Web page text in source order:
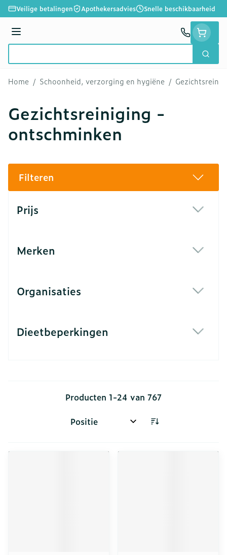
Ga naar de inhoud
Veilige betalingen Apothekersadvies Snelle beschikbaarheid
Menu
Zoek
Home / Schoonheid, verzorging en hygiëne /
Gezichtsreiniging -
ontschminken
Filteren
Prijs
Merken
Organisaties
Dieetbeperkingen
Producten 1-24 van 767
Sorteer op: